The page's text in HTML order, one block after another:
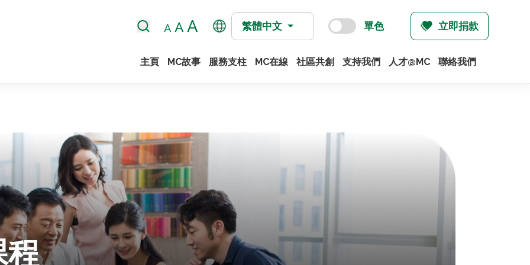
繁體中文 單色 立即捐款
主頁 MC故事 服務支柱 MC在線 社區共創 支持我們 人才@MC 聯絡我們
程